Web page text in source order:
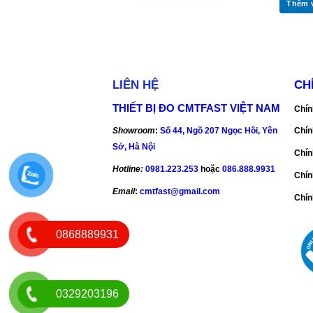
Thêm
LIÊN HỆ
THIẾT BỊ ĐO CMTFAST VIỆT NAM
Showroom: Số 44, Ngõ 207 Ngọc Hồi, Yên
Sở, Hà Nội
Hotline: 0981.223.253 hoặc086.888.9931
Email: cmtfast@gmail.com
0868889931
0329203196